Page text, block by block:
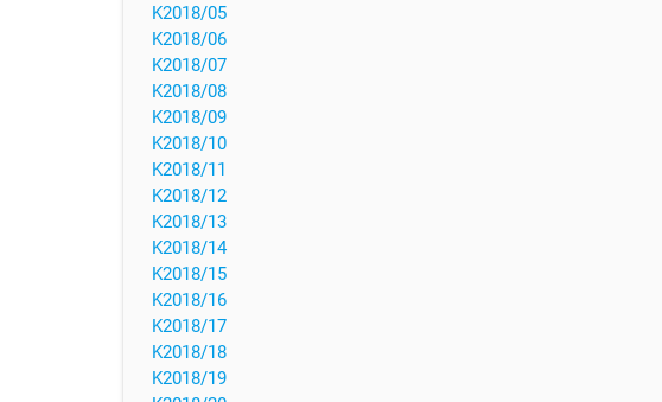
K2018/05
K2018/06
K2018/07
K2018/08
K2018/09
K2018/10
K2018/11
K2018/12
K2018/13
K2018/14
K2018/15
K2018/16
K2018/17
K2018/18
K2018/19